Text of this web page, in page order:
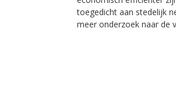
toegedicht aan stedelijk
meer onderzoek naar de